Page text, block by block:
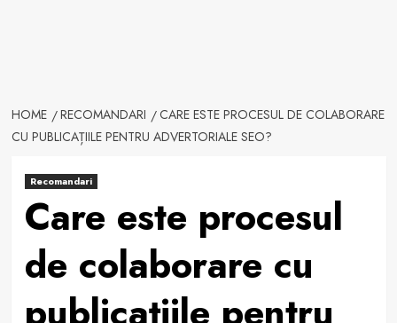
HOME RECOMANDARI
CARE ESTE PROCESUL DE COLABORARE
CU PUBLICAȚIILE PENTRU ADVERTORIALE SEO?
Recomandari
Care este procesul
de colaborare cu